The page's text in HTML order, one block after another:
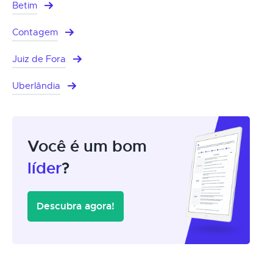
Betim
Contagem
Juiz de Fora
Uberlândia
Você é um bom
líder?
Descubra agora!